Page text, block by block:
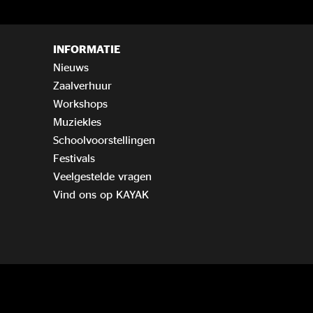
INFORMATIE
Nieuws
Zaalverhuur
Workshops
Muziekles
Schoolvoorstellingen
Festivals
Veelgestelde vragen
Vind ons op KAYAK